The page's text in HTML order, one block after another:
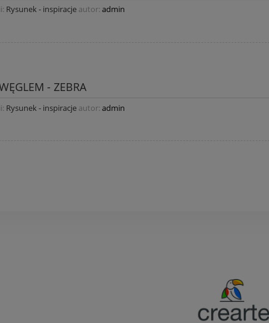
Rysunek - inspiracje autor: admin
- ZEBRA
Rysunek - inspiracje autor: admin